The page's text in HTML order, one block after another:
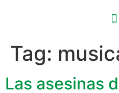
Tag:
Las asesinas